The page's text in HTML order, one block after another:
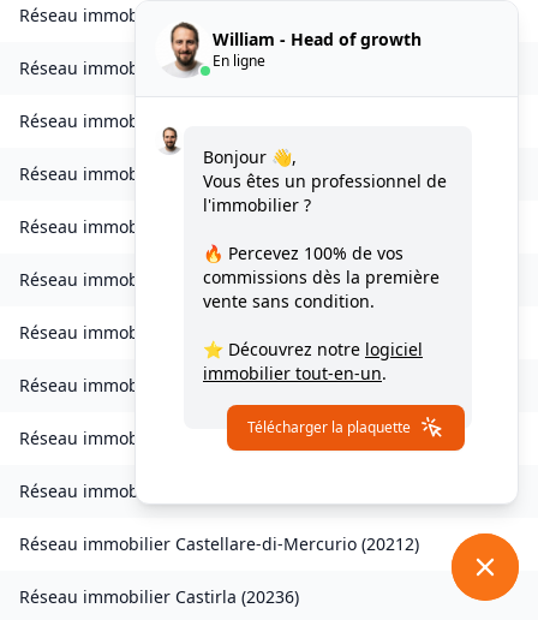
Réseau immobilier
Réseau immobilierZilia(20214
Réseau immobilier
Réseau immobilier Ampriani(20272
Réseau immobilier
Réseau immobilier Borgo(20290)
Réseau immobilier
Réseau immobilier Campana(20229)
Réseau immobilier Canale-di-Verde (20230)
Réseau immobilier
Réseau immobilier Castellare-di-Mercurio (20212)
Réseau immobilier Castirla (20236)
William - Head of growth
En ligne
Bonjour 👋,
Vous êtes un professionnel de
l'immobilier ?
🔥 Percevez 100% de vos
commissions dès la première
vente sans condition.
⭐ Découvrez notre logiciel
immobilier tout-en-un.
Télécharger la plaquette